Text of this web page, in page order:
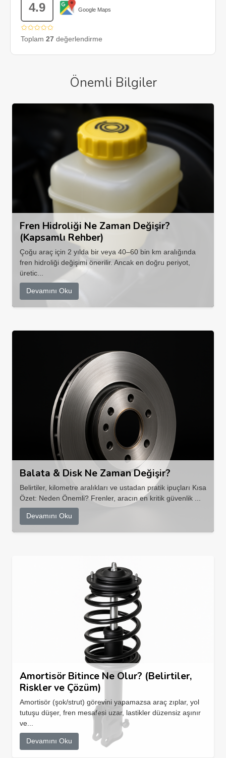
4.9 Google Maps
✩✩✩✩✩
Toplam 27 değerlendirme
Önemli Bilgiler
Fren Hidroliği Ne Zaman Değişir?
(Kapsamlı Rehber)
Çoğu araç için 2 yılda bir veya 40–60 bin km aralığında
fren hidroliği değişimi önerilir. Ancak en doğru periyot,
üretic...
Devamını Oku
Balata & Disk Ne Zaman Değişir?
Belirtiler, kilometre aralıkları ve ustadan pratik ipuçları Kısa
Özet: Neden Önemli? Frenler, aracın en kritik güvenlik ...
Devamını Oku
Amortisör Bitince Ne Olur? (Belirtiler,
Riskler ve Çözüm)
Amortisör (şok/strut) görevini yapamazsa araç zıplar, yol
tutuşu düşer, fren mesafesi uzar, lastikler düzensiz aşınır
ve...
Devamını Oku